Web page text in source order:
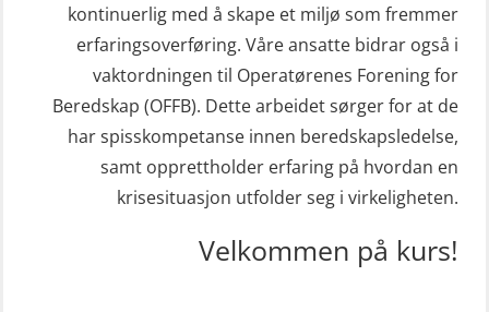
Ledertrening i beredskap og
krisehåndtering for plattformsjefer
(OER105)
Livbåtfører FF1200 repetisjon
(OSE1431)
simulator (OSE161)
STCW oppdatering Livbåtfører
redningsfarkoster 8 t – konvensjonell
båt (MSE103)
STCW oppdatering Mann-Over-Bord
(hurtiggående) 16 t m/mørkekjøring
(MSE113)
STCW oppgradering for
dekksoffiserer uten fartstid 66 t
kontinuerlig med å skape et miljø som fremmer
erfaringsoverføring. Våre ansatte bidrar også i
vaktordningen til Operatørenes Forening for
Beredskap (OFFB). Dette arbeidet sørger for at de
har spisskompetanse innen beredskapsledelse,
samt opprettholder erfaring på hvordan en
krisesituasjon utfolder seg i virkeligheten.
Velkommen på kurs!